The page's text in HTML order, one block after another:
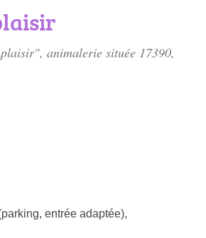
animalerie située 17390,
entrée adaptée),